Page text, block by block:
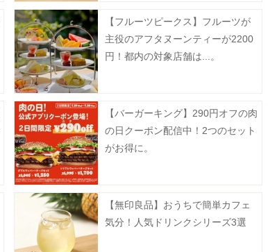
【フルーツピークス】フルーツが
主役のアフタヌーンティーが2200
円！都内の対象店舗は...。
【バーガーキング】290円オフの肉
の日クーポン配信中！2つのセット
がお得に。
【無印良品】おうちで簡単カフェ
気分！人気ドリンクシリーズ3選